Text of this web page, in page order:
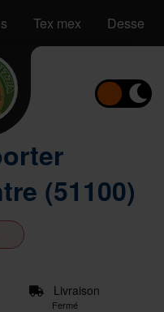
Tex mex Desserts
(51100)
Livraison
Fermé